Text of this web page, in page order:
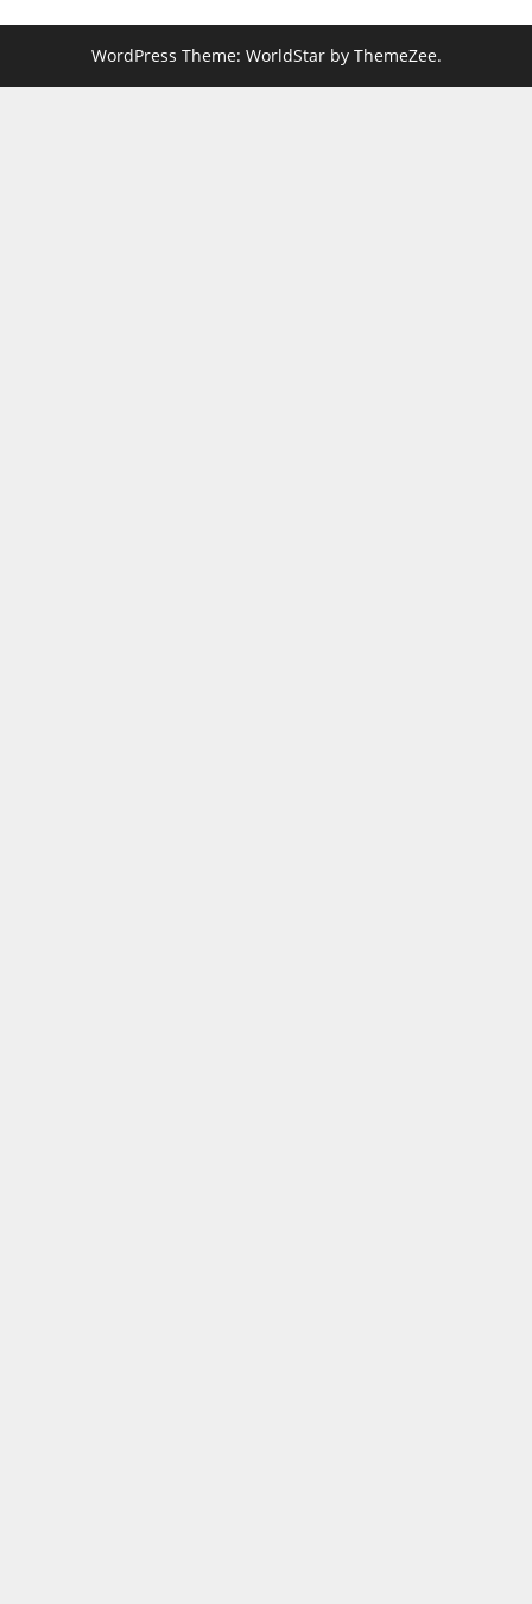
WordPress Theme: WorldStar by ThemeZee.